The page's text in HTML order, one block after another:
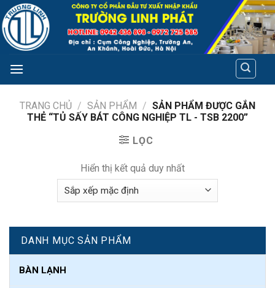
Skip
to
content
TRANG CHỦ / SẢN PHẨM / SẢN PHẨM ĐƯỢC GẮN
THẺ “TỦ SẤY BÁT CÔNG NGHIỆP TL - TSB 2200”
LỌC
Hiển thị kết quả duy nhất
DANH MỤC SẢN PHẨM
BÀN LẠNH